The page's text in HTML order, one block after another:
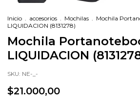
Inicio . accesorios . Mochilas . Mochila
LIQUIDACION (8131278)
Mochila
LIQUIDACION
SKU: NE-_-
$21.000,00